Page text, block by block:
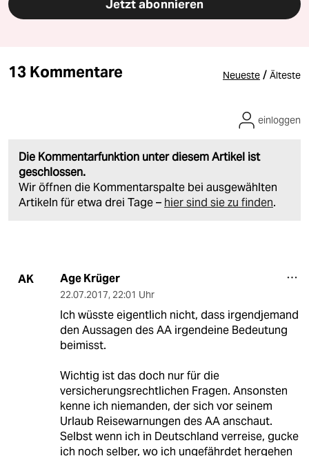
Jetzt abonnieren
13 Kommentare Neueste / Älteste
Die Kommentarfunktion unter diesem Artikel ist
geschlossen.
Wir öffnen die Kommentarspalte bei ausgewählten
Artikeln für etwa drei Tage – hier sind sie zu finden.
einloggen
AK Age Krüger
22.07.2017, 22:01 Uhr
Ich wüsste eigentlich nicht, dass irgendjemand
den Aussagen des AA irgendeine Bedeutung
beimisst.
Wichtig ist das doch nur für die
versicherungsrechtlichen Fragen. Ansonsten
kenne ich niemanden, der sich vor seinem
Urlaub Reisewarnungen des AA anschaut.
Selbst wenn ich in Deutschland verreise, gucke
ich noch selber, wo ich ungefährdet hergehen